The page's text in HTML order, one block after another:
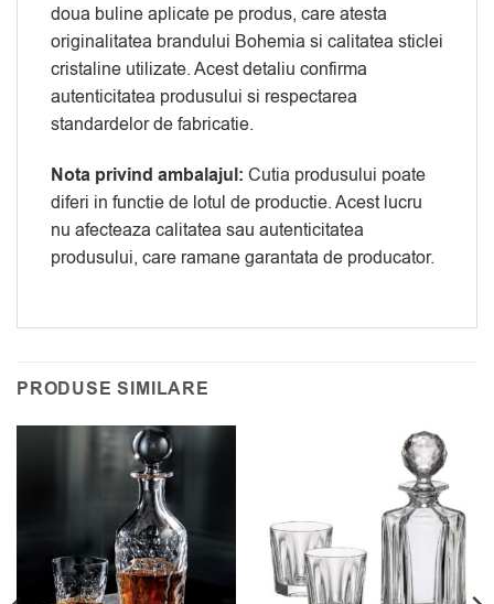
doua buline aplicate pe produs, care atesta
originalitatea brandului Bohemia si calitatea sticlei
cristaline utilizate. Acest detaliu confirma
autenticitatea produsului si respectarea
standardelor de fabricatie.
Nota privind ambalajul: Cutia produsului poate
diferi in functie de lotul de productie. Acest lucru
nu afecteaza calitatea sau autenticitatea
produsului, care ramane garantata de producator.
PRODUSE SIMILARE